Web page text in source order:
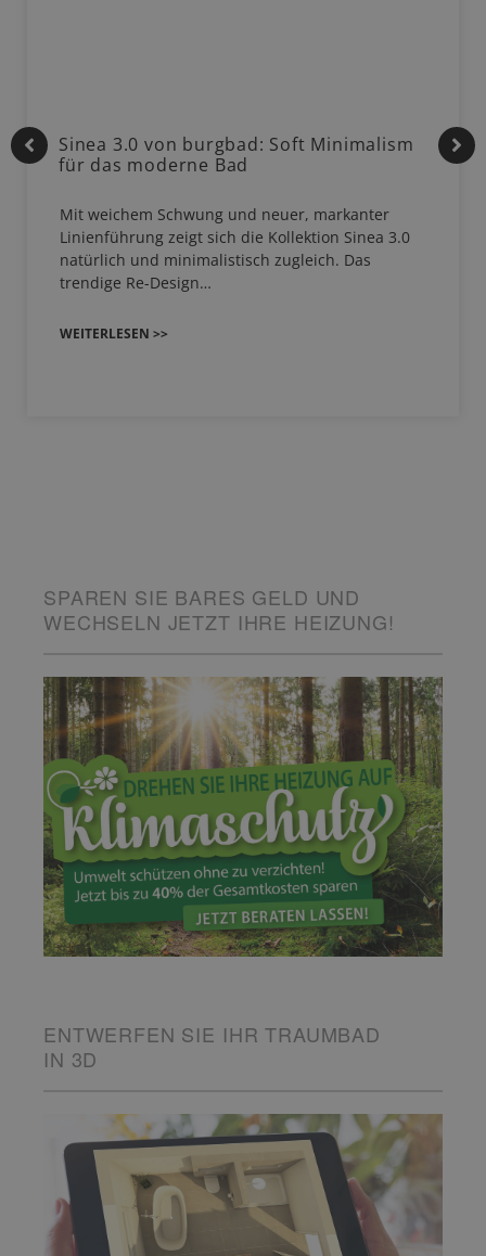
Sinea 3.0 von burgbad: Soft Minimalism
für das moderne Bad
Mit weichem Schwung und neuer, markanter
Linienführung zeigt sich die Kollektion Sinea 3.0
natürlich und minimalistisch zugleich. Das
trendige Re-Design…
WEITERLESEN >>
SPAREN SIE BARES GELD UND
WECHSELN JETZT IHRE HEIZUNG!
ENTWERFEN SIE IHR TRAUMBAD
IN 3D